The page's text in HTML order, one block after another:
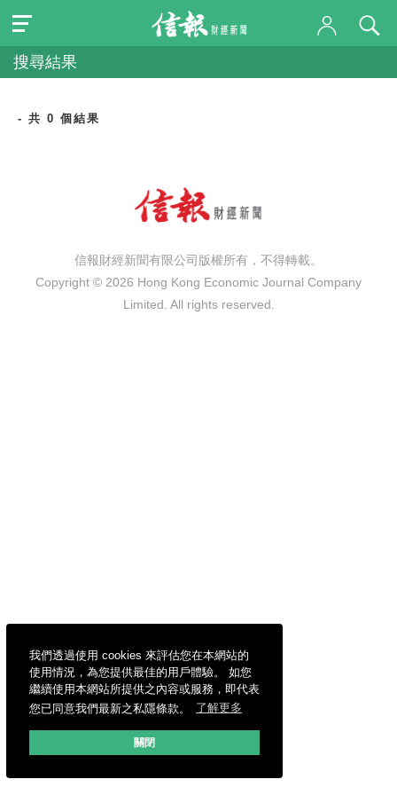
我們透過使用 cookies 來評估您在本網站的
使用情況，為您提供最佳的用戶體驗。 如您
繼續使用本網站所提供之內容或服務，即代表
您已同意我們最新之私隱條款。
了解更多
關閉
搜尋結果
- 共 0 個結果
信報財經新聞有限公司版權所有，不得轉載。
Copyright © 2026 Hong Kong Economic Journal Company
Limited. All rights reserved.